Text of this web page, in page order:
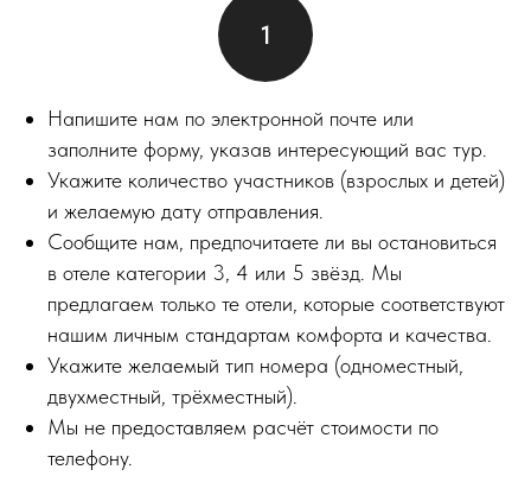
Напишите нам по электронной почте или
заполните форму, указав интересующий вас тур.
Укажите количество участников (взрослых и детей)
и желаемую дату отправления.
Сообщите нам, предпочитаете ли вы остановиться
в отеле категории 3, 4 или 5 звёзд. Мы
предлагаем только те отели, которые соответствуют
нашим личным стандартам комфорта и качества.
Укажите желаемый тип номера (одноместный,
двухместный, трёхместный).
Мы не предоставляем расчёт стоимости по
телефону.